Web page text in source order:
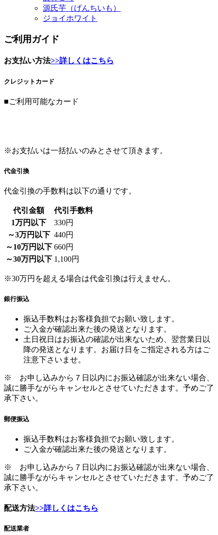
源氏芋（げんちいも）
ジョイホワイト
ご利用ガイド
お支払い方法>>詳しくはこちら
クレジットカード
■ご利用可能なカード
※お支払いは一括払いのみとさせて頂きます。
代金引換
代金引換の手数料は以下の通りです。
代引金額
代引手数料
1万円以下
330円
～3万円以下 440円
～10万円以下 660円
～30万円以下 1,100円
※30万円を超える場合は代金引換は行えません。
銀行振込
振込手数料はお客様負担でお願い致します。
ご入金が確認出来た後の発送となります。
土日祝日はお振込の確認が出来ないため、翌営業日以
降の発送となります。お届け日をご指定される方はご
注意下さいませ。
※ お申し込みから７日以内にお振込確認が出来ない場合、
誠に勝手ながらキャンセルとさせていただきます。予めご了
承下さい。
郵便振込
振込手数料はお客様負担でお願い致します。
ご入金が確認出来た後の発送となります。
※ お申し込みから７日以内にお振込確認が出来ない場合、
誠に勝手ながらキャンセルとさせていただきます。予めご了
承下さい。
配送方法>>詳しくはこちら
配送業者